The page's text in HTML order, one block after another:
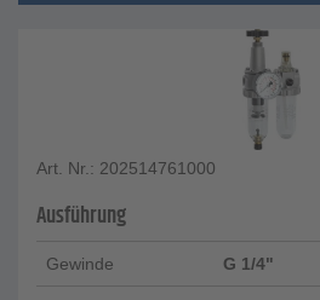
Art. Nr.: 202514761000
Ausführung
Gewinde G 1/4"